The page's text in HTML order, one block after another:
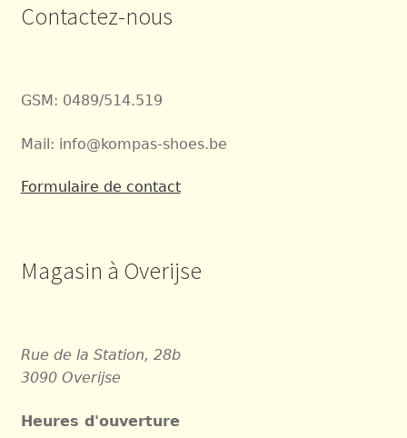
Contactez-nous
GSM: 0489/514.519
Mail: info@kompas-shoes.be
Formulaire de contact
Magasin à Overijse
Rue de la Station, 28b
3090 Overijse
Heures d'ouverture